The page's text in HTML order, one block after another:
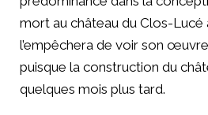
mort au château du Clos-Lucé
l’empêchera de voir son
puisque la construction du
quelques mois plus tard.